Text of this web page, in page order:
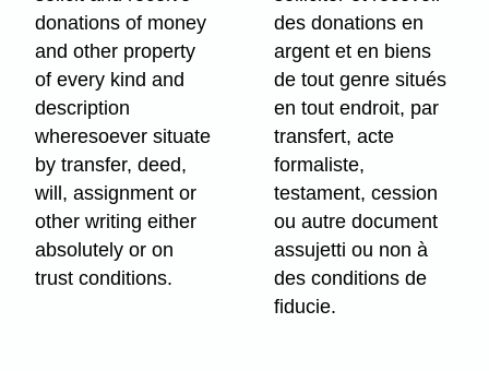
donations of money
and other property
of every kind and
description
wheresoever situate
by transfer, deed,
will, assignment or
other writing either
absolutely or on
trust conditions.
des donations en
argent et en biens
de tout genre situés
en tout endroit, par
transfert, acte
formaliste,
testament, cession
ou autre document
assujetti ou non à
des conditions de
fiducie.